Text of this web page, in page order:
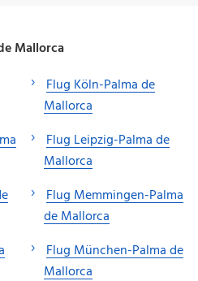
Mallorca
Flug Köln-Palma de
Mallorca
Flug Leipzig-Palma de
Mallorca
Flug Memmingen-Palma
de Mallorca
Flug München-Palma de
Mallorca